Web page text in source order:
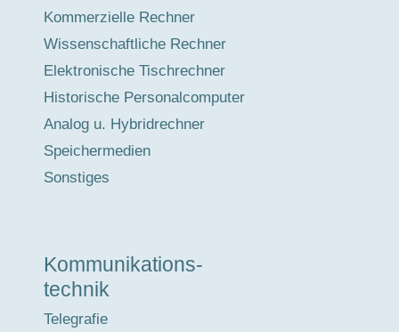
Kommerzielle Rechner
Wissenschaftliche Rechner
Elektronische Tischrechner
Historische Personalcomputer
Analog u. Hybridrechner
Speichermedien
Sonstiges
Kommunikations-
technik
Telegrafie